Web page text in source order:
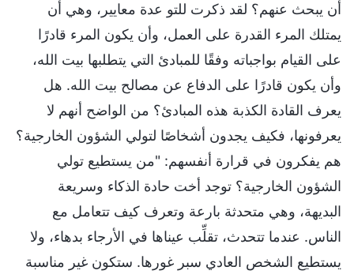
أن يبحث عنهم؟ لقد ذكرت للتو عدة معايير، وهي أن
يمتلك المرء القدرة على العمل، وأن يكون المرء قادرًا
على القيام بواجباته وفقًا للمبادئ التي يتطلبها بيت الله،
وأن يكون قادرًا على الدفاع عن مصالح بيت الله. هل
يعرف القادة الكذبة هذه المبادئ؟ من الواضح أنهم لا
يعرفونها، فكيف يجدون أشخاصًا لتولي الشؤون الخارجية؟
هم يفكرون في قرارة أنفسهم: "من يستطيع تولي
الشؤون الخارجية؟ توجد أخت حادة الذكاء وسريعة
البديهة، وهي متحدثة بارعة وتعرف كيف تتعامل مع
الناس. عندما تتحدث، تقلِّب عيناها في الأرجاء بدهاء، ولا
يستطيع الشخص العادي سبر غورها. ستكون غير مناسبة